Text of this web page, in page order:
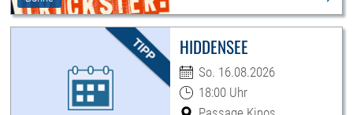
HIDDENSEE
So. 16.08.2026
18:00 Uhr